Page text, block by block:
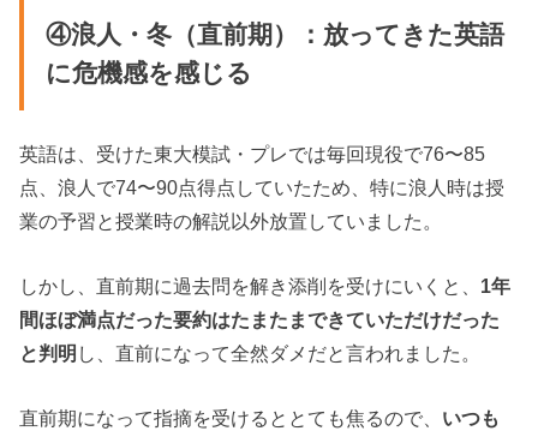
④浪人・冬（直前期）：放ってきた英語
に危機感を感じる
英語は、受けた東大模試・プレでは毎回現役で76〜85
点、浪人で74〜90点得点していたため、特に浪人時は授
業の予習と授業時の解説以外放置していました。
しかし、直前期に過去問を解き添削を受けにいくと、 1年
間ほぼ満点だった要約はたまたまできていただけだった
と判明 し、直前になって全然ダメだと言われました。
直前期になって指摘を受けるととても焦るので、 いつも